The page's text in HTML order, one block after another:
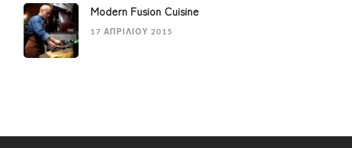
Modern Fusion Cuisine
17 ΑΠΡΙΛΊΟΥ 2015